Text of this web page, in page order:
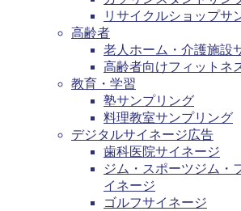
リサイクルショップサ
高齢者
老人ホーム・介護施設
高齢者向けフィットネ
教育・学習
塾サンプリング
料理教室サンプリング
デジタルサイネージ広告
歯科医院サイネージ
ジム・スポーツジム・
イネージ
ゴルフサイネージ